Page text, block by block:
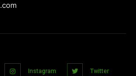
Instagram Twitter